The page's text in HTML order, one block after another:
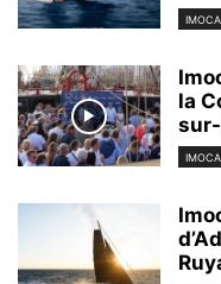
IMOCA
la
IMOCA